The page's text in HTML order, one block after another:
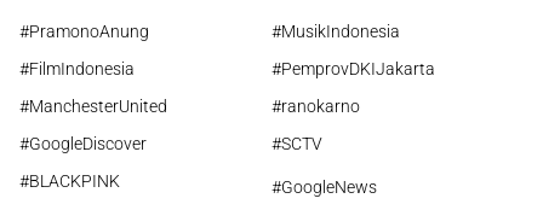
#PramonoAnung
#MusikIndonesia
#FilmIndonesia
#PemprovDKIJakarta
#ManchesterUnited
#ranokarno
#GoogleDiscover
#SCTV
#BLACKPINK
#GoogleNews